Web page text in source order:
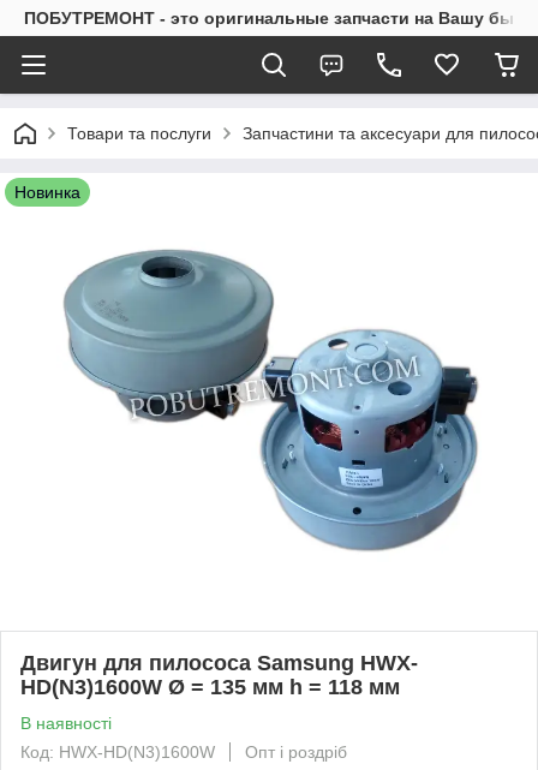
ПОБУТРЕМОНТ - это оригинальные запчасти на Вашу
Товари та послуги Запчастини та аксесуари для
Новинка
Двигун для пилососа Samsung HWX-
HD(N3)1600W Ø = 135 мм h = 118 мм
В наявності
Код: HWX-HD(N3)1600W
Опт і роздріб